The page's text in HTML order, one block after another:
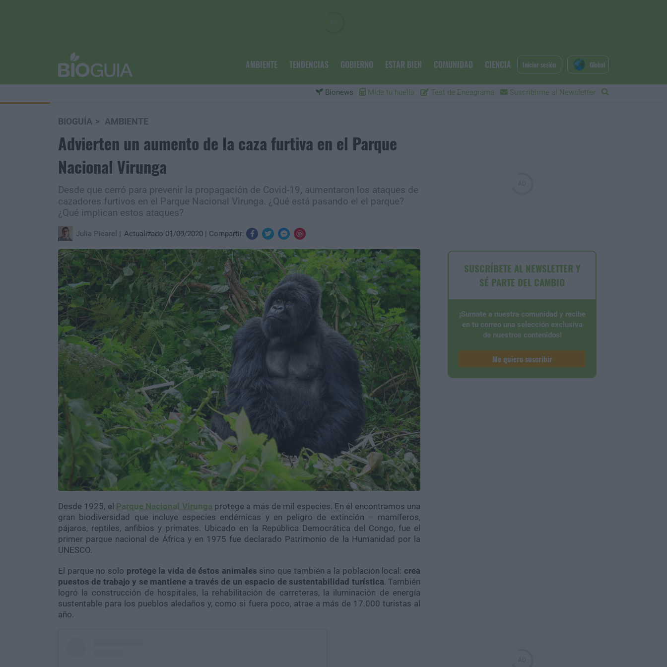
AMBIENTE TENDENCIAS GOBIERNO ESTAR BIEN COMUNIDAD CIENCIA
Bionews Mide tu huella Test de Eneagrama Suscribirme al Newsletter
Iniciar sesión Global
BIOGUÍA AMBIENTE
Advierten un aumento de la caza furtiva en el Parque
Nacional Virunga
Desde que cerró para prevenir la propagación de Covid-19, aumentaron los ataques de
cazadores furtivos en el Parque Nacional Virunga. ¿Qué está pasando el el parque?
¿Qué implican estos ataques?
Julia Picarel Actualizado 01/09/2020 Compartir:
Desde 1925, el Parque Nacional Virunga protege a más de mil especies. En él encontramos una
gran biodiversidad que incluye especies endémicas y en peligro de extinción – mamíferos,
pájaros, reptiles, anfibios y primates. Ubicado en la República Democrática del Congo, fue el
primer parque nacional de África y en 1975 fue declarado Patrimonio de la Humanidad por la
UNESCO.
El parque no solo protege la vida de éstos animales sino que también a la población local: crea
puestos de trabajo y se mantiene a través de un espacio de sustentabilidad turística. También
logró la construcción de hospitales, la rehabilitación de carreteras, la iluminación de energía
sustentable para los pueblos aledaños y, como si fuera poco, atrae a más de 17.000 turistas al
año.
SUSCRÍBETE AL NEWSLETTER Y
SÉ PARTE DEL CAMBIO
¡Sumate a nuestra comunidad y recibe
en tu correo una selección exclusiva
de nuestros contenidos!
Me quiero suscribir